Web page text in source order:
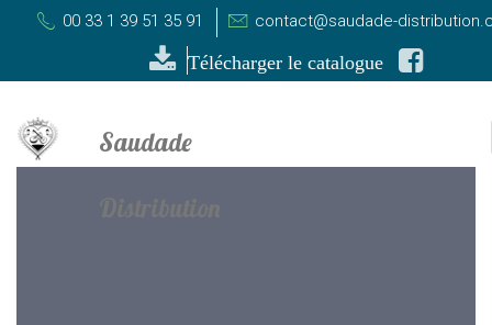
00 33 1 39 51 35 91 contact@saudade-
Télécharger le catalogue